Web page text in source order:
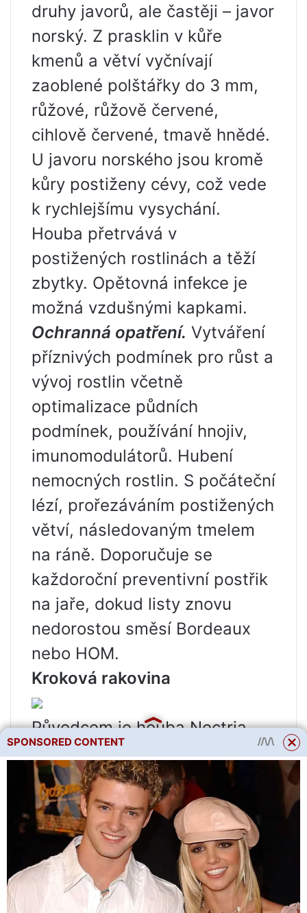
druhy javorů, ale častěji – javor
norský. Z prasklin v kůře
kmenů a větví vyčnívají
zaoblené polštářky do 3 mm,
růžové, růžově červené,
cihlově červené, tmavě hnědé.
U javoru norského jsou kromě
kůry postiženy cévy, což vede
k rychlejšímu vysychání.
Houba přetrvává v
postižených rostlinách a těží
zbytky. Opětovná infekce je
možná vzdušnými kapkami.
Ochranná opatření. Vytváření
příznivých podmínek pro růst a
vývoj rostlin včetně
optimalizace půdních
podmínek, používání hnojiv,
imunomodulátorů. Hubení
nemocných rostlin. S počáteční
lézí, prořezáváním postižených
větví, následovaným tmelem
na ráně. Doporučuje se
každoroční preventivní postřik
na jaře, dokud listy znovu
nedorostou směsí Bordeaux
nebo HOM.
Kroková rakovina
Původcem je houba Nectria
ditissima z oddělení
Ascomicota. Na kmenech se
tvoří stupňovité rány, umístěné
na různých stranách kmene,
častěji v místech, kde se
lámou větve. Kůra hnědne,
zasychá, dřevo je obnaženo
SPONSORED CONTENT